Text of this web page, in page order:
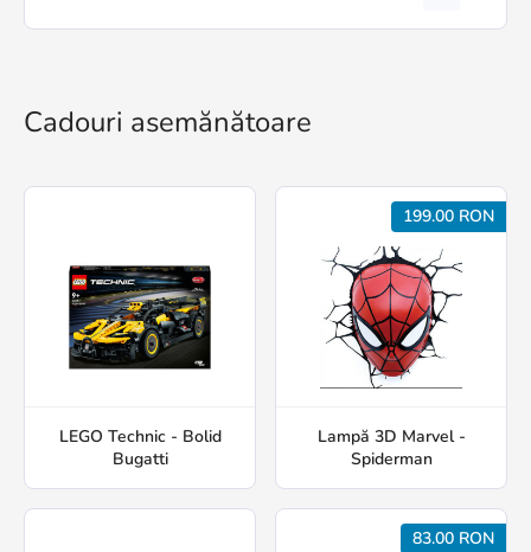
Cadouri asemănătoare
LEGO Technic - Bolid
Bugatti
199.00 RON
Lampă 3D Marvel -
Spiderman
83.00 RON